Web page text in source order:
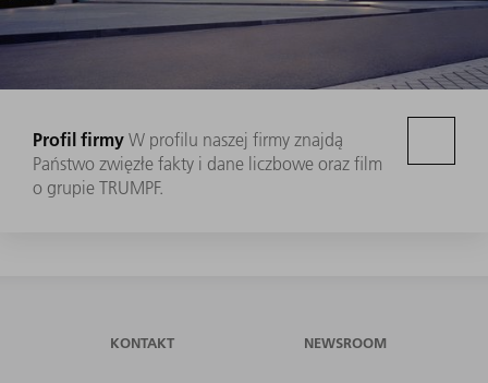
Profil firmy W profilu naszej firmy znajdą
Państwo zwięzłe fakty i dane liczbowe oraz film
o grupie TRUMPF.
KONTAKT NEWSROOM